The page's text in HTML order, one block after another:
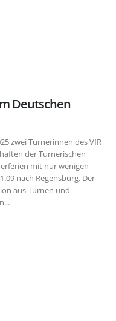
Deutschen
zwei Turnerinnen des VfR
der Turnerischen
mit nur wenigen
nach Regensburg. Der
aus Turnen und